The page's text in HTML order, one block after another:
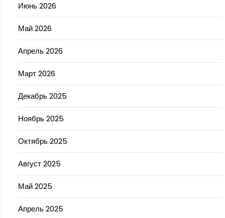
Июнь 2026
Май 2026
Апрель 2026
Март 2026
Декабрь 2025
Ноябрь 2025
Октябрь 2025
Август 2025
Май 2025
Апрель 2025